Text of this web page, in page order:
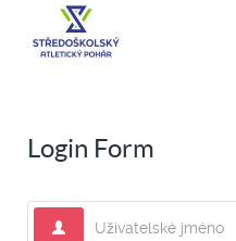
Login Form
Uživatelské jméno